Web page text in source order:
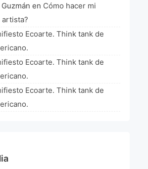
Blog
en Cómo hacer mi
Ecoarte. Think tank de
Ecoarte. Think tank de
Ecoarte. Think tank de